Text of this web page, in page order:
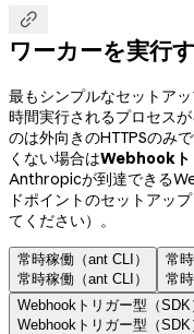

ワーカーを実行
最もシンプルなセットア
時間実行されるプロセス
のは外向きのHTTPSのみ
くない場合はWebhookト
Anthropicが到達できる
ドポイントのセットアッ
てください）。
常時稼働（ant CLI）
常時稼働（ant CLI）
常
常
Webhookトリガー型（SDK
Webhookトリガー型（SDK